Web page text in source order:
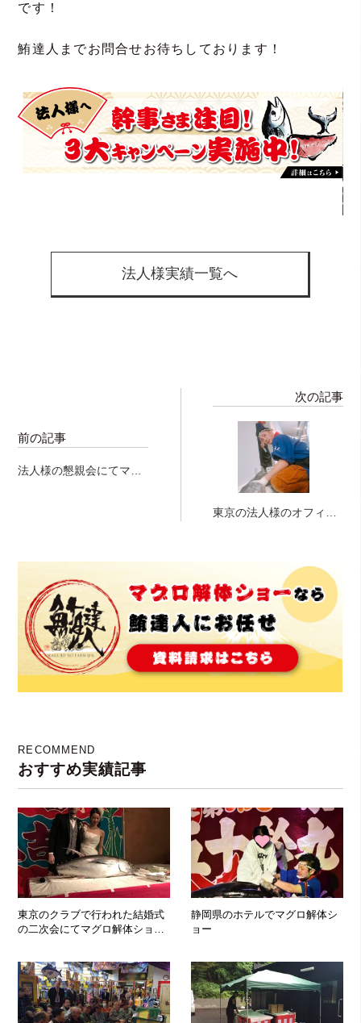
です！
鮪達人までお問合せお待ちしております！
法人様実績一覧へ
前の記事
法人様の懇親会にてマグ
次の記事
東京の法人様のオフィス
RECOMMEND
おすすめ実績記事
東京のクラブで行われた結婚式
の二次会にてマグロ解体ショ
静岡県のホテルでマグロ解体シ
ョー